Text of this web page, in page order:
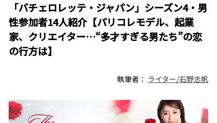
「バチェロレッテ・ジャパン」シーズン4・男
性参加者14人紹介【パリコレモデル、起業
家、クリエイター…“多才すぎる男たち”の恋
の行方は】
執筆者： ライター/石野志帆